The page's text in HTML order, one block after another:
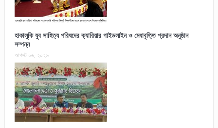
হাকালুকি যুব সাহিত্য পরিষদের ক্যারিয়ার গাইডলাইন ও মেধাবৃত্তি প্রদান অনুষ্ঠান
সম্পন্ন
আগস্ট ০৬, ২০২৬